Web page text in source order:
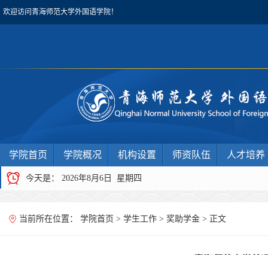
欢迎访问青海师范大学外国语学院！
学院首页 学院概况 机构设置 师资队伍 人才培养
今天是： 2026年8月6日 星期四
当前所在位置： 学院首页 > 学生工作 > 奖助学金 > 正文